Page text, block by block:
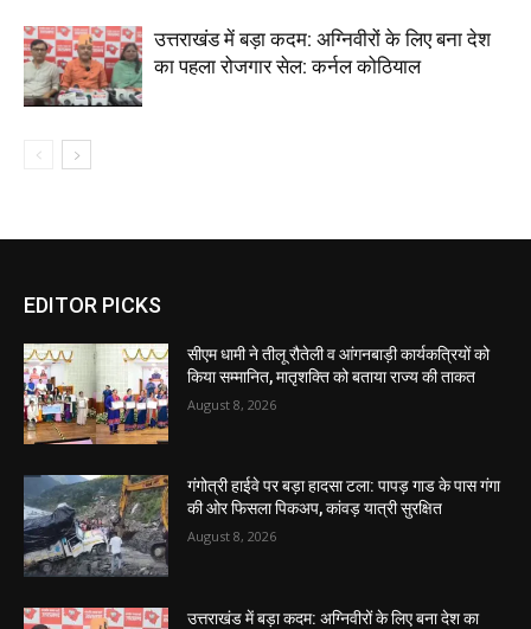
उत्तराखंड में बड़ा कदम: अग्निवीरों के लिए बना देश
का पहला रोजगार सेल: कर्नल कोठियाल
EDITOR PICKS
सीएम धामी ने तीलू रौतेली व आंगनबाड़ी कार्यकत्रियों को
किया सम्मानित, मातृशक्ति को बताया राज्य की ताकत
August 8, 2026
गंगोत्री हाईवे पर बड़ा हादसा टला: पापड़ गाड के पास गंगा
की ओर फिसला पिकअप, कांवड़ यात्री सुरक्षित
August 8, 2026
उत्तराखंड में बड़ा कदम: अग्निवीरों के लिए बना देश का